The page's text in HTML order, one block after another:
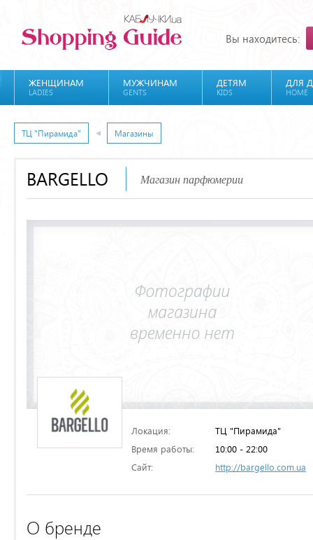
Вы находитесь:
ЖЕНЩИНАМ
LADIES
МУЖЧИНАМ
GENTS
ДЕТЯМ
KIDS
ДЛЯ
HOME
ТЦ "Пирамида" Магазины
BARGELLO Магазин парфюмерии
Локация:
ТЦ "Пирамида"
Время работы:
10:00 - 22:00
Сайт:
http://bargello.com.ua
О бренде